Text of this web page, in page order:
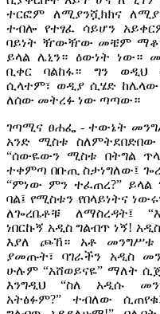
ተርፎም ለሚያንሿክክና
ተብሎ የተፃፈ ሳይሆን
ባይነት ዥውዥው መቼም
ይላል ሌኒን። ዕውነት ነው።
ቢቀር ባልከፋ። ግን
ሲላተም፣ ወዲያ ሲሄድ
ለሰው መትረፉ ነው ጣጣው።
ገጣሚና ፀሐፌ - ተውኔት
አንድ ሚስቱ ስለምትደበድበው
“ሰውዬውን ሚስቱ በትግል
ተቀምጣ በቡጢ ስታነግለው፤
“ምነው ምን ተፈጠረ?” ይላል
ባል፤ የሚስቱን የበላይነትና
ለጐረቤቶቹ ለማስረዳት፤
ነበርኩኝ አዲስ ግልብጥ ነኝ!
እያለ ጮኸ። አቶ
ያመጡት፣ ባገራችን አዲስ
ሁሉም “አሸወይናዬ” ማለት
እንግዲህ “ስለ አዲሱ
አትፅፉም?” ተብለው